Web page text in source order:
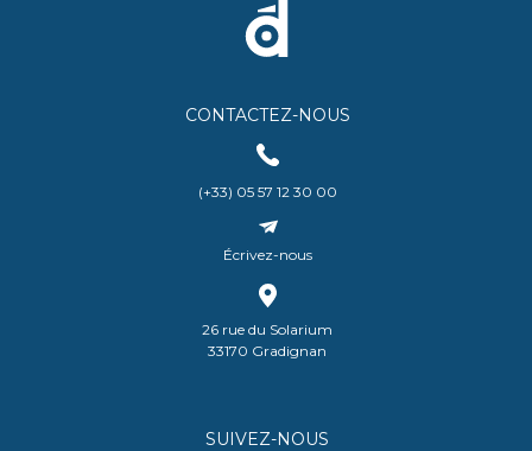
CONTACTEZ-NOUS
(+33) 05 57 12 30 00
Écrivez-nous
26 rue du Solarium
33170 Gradignan
SUIVEZ-NOUS